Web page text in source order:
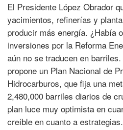
El Presidente López Obrador
yacimientos, refinerías y
producir más energía. ¿Había
inversiones por la Reforma
aún no se traducen en
propone un Plan Nacional de
Hidrocarburos, que fija una
2,480,000 barriles diarios de
plan luce muy optimista en
creíble en cuanto a estrategias.